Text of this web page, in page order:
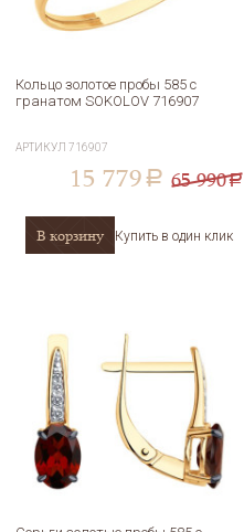
Кольцо золотое пробы 585 с
гранатом SOKOLOV 716907
АРТИКУЛ716907
15 779 a 65 990a
В корзину Купить в один клик